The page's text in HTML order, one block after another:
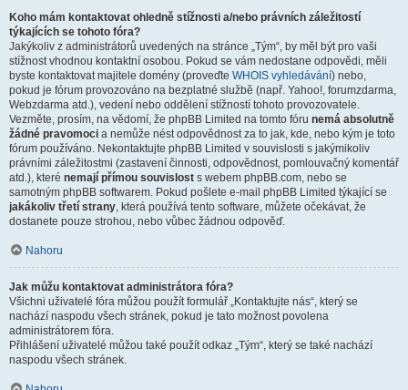
Koho mám kontaktovat ohledně stížnosti a/nebo právních záležitostí
týkajících se tohoto fóra?
Jakýkoliv z administrátorů uvedených na stránce „Tým“, by měl být pro vaši
stížnost vhodnou kontaktní osobou. Pokud se vám nedostane odpovědi, měli
byste kontaktovat majitele domény (proveďte WHOIS vyhledávání) nebo,
pokud je fórum provozováno na bezplatné službě (např. Yahoo!, forumzdarma,
Webzdarma atd.), vedení nebo oddělení stížností tohoto provozovatele.
Vezměte, prosím, na vědomí, že phpBB Limited na tomto fóru nemá absolutně
žádné pravomoci a nemůže nést odpovědnost za to jak, kde, nebo kým je toto
fórum používáno. Nekontaktujte phpBB Limited v souvislosti s jakýmikoliv
právními záležitostmi (zastavení činnosti, odpovědnost, pomlouvačný komentář
atd.), které nemají přímou souvislost s webem phpBB.com, nebo se
samotným phpBB softwarem. Pokud pošlete e-mail phpBB Limited týkající se
jakákoliv třetí strany, která používá tento software, můžete očekávat, že
dostanete pouze strohou, nebo vůbec žádnou odpověď.
Nahoru
Jak můžu kontaktovat administrátora fóra?
Všichni uživatelé fóra můžou použít formulář „Kontaktujte nás“, který se
nachází naspodu všech stránek, pokud je tato možnost povolena
administrátorem fóra.
Přihlášení uživatelé můžou také použít odkaz „Tým“, který se také nachází
naspodu všech stránek.